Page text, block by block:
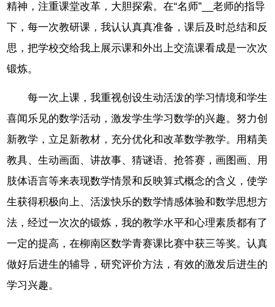
精神，注重课堂改革，大胆探索。在“名师”__老师的指导
下，每一次教研课，我认认真真准备，课后及时总结和反
思，把学校交给我上展示课和外出上交流课看成是一次次
锻炼。
每一次上课，我重视创设生动活泼的学习情境和学生
喜闻乐见的数学活动，激发学生学习数学的兴趣。努力创
新教学，立足新教材，充分优化和改革数学教学。用精美
教具、生动画面、讲故事、猜谜语、抢答赛，画图画、用
肢体语言等来表现数学情景和反映算式概念的含义，使学
生获得积极向上、活泼快乐的数学情感体验和数学思想方
法，经过一次次的锻炼，我的教学水平和心理素质都有了
一定的提高，在柳南区数学青赛课比赛中获三等奖。认真
做好后进生的辅导，研究评价方法，有效的激发后进生的
学习兴趣。